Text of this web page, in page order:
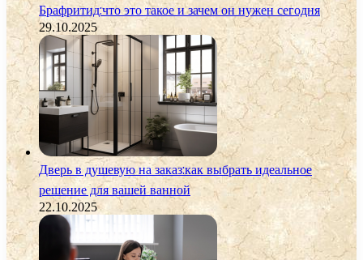
Брафритид:что это такое и зачем он нужен сегодня
29.10.2025
Дверь в душевую на заказ:как выбрать идеальное
решение для вашей ванной
22.10.2025